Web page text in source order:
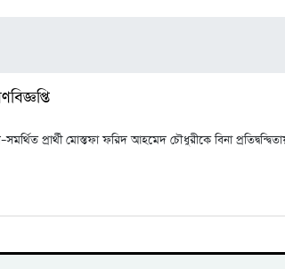
প্রার্থী মোস্তফা ফরিদ আহমেদ চৌধুরীকে বিনা